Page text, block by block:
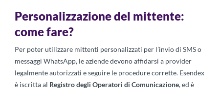
Personalizzazione del mittente:
come fare?
Per poter utilizzare mittenti personalizzati per l’invio di SMS o
messaggi WhatsApp, le aziende devono affidarsi a provider
legalmente autorizzati e seguire le procedure corrette. Esendex
è iscritta al Registro degli Operatori di Comunicazione, ed è